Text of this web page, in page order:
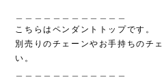
こちらはペンダントトップです。
別売りのチェーンやお手持ちのチ
い。